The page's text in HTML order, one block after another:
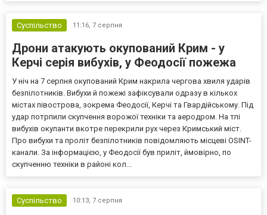
Суспільство 11:16, 7 серпня
Дрони атакують окупований Крим - у
Керчі серія вибухів, у Феодосії пожежа
У ніч на 7 серпня окупований Крим накрила чергова хвиля ударів
безпілотників. Вибухи й пожежі зафіксували одразу в кількох
містах півострова, зокрема Феодосії, Керчі та Гвардійському. Під
удар потрпили скупчення ворожої техніки та аеродром. На тлі
вибухів окупанти вкотре перекрили рух через Кримський міст.
Про вибухи та проліт безпілотників повідомляють місцеві OSINT-
канали. За інформацією, у Феодосії був приліт, ймовірно, по
скупченню техніки в районі кол...
Суспільство 10:13, 7 серпня